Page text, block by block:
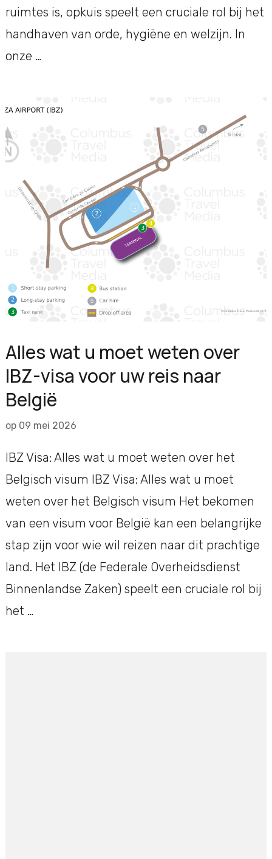
ruimtes is, opkuis speelt een cruciale rol bij het
handhaven van orde, hygiëne en welzijn. In
onze …
Alles wat u moet weten over
IBZ-visa voor uw reis naar
België
op 09 mei 2026
IBZ Visa: Alles wat u moet weten over het
Belgisch visum IBZ Visa: Alles wat u moet
weten over het Belgisch visum Het bekomen
van een visum voor België kan een belangrijke
stap zijn voor wie wil reizen naar dit prachtige
land. Het IBZ (de Federale Overheidsdienst
Binnenlandse Zaken) speelt een cruciale rol bij
het …